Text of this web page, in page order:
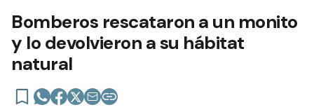
Bomberos rescataron a un monito
y lo devolvieron a su hábitat
natural